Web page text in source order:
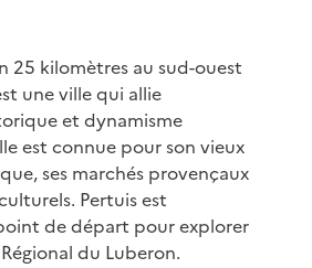
25 kilomètres au sud-ouest
une ville qui allie
et dynamisme
est connue pour son vieux
ses marchés provençaux
Pertuis est
de départ pour explorer
du Luberon.